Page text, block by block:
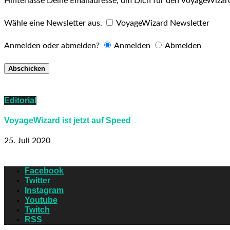
Wähle eine Newsletter aus. VoyageWizard Newsletter
Anmelden oder abmelden? Anmelden Abmelden
Editorial
VoyageWizard ist jetzt auf Speed
25. Juli 2020
Facebook
Twitter
Instagram
Youtube
Twitch
RSS